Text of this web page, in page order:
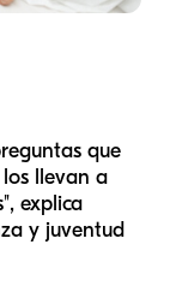
que
llevan a
explica
y juventud